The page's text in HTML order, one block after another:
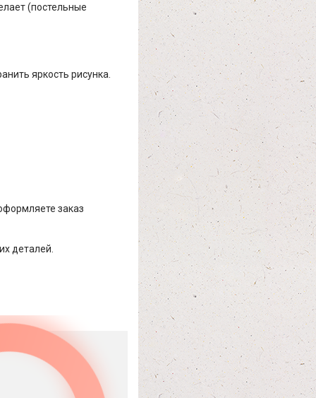
(постельные
яркость рисунка.
заказ
деталей.